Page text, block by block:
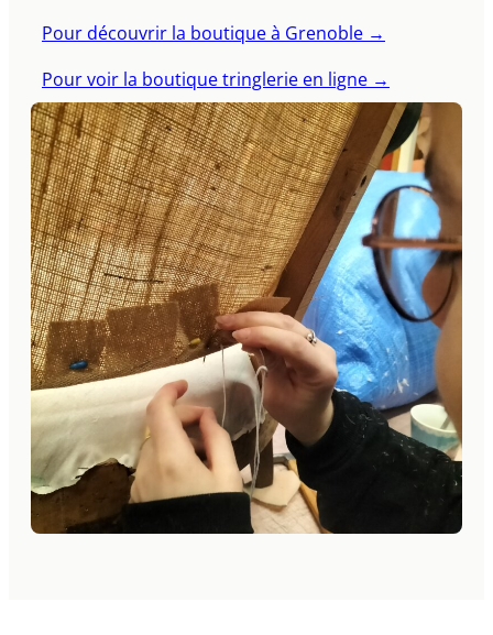
Pour découvrir la boutique à Grenoble →
Pour voir la boutique tringlerie en ligne →